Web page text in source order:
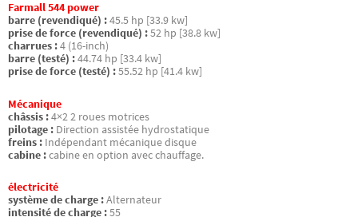
Farmall 544 power
barre (revendiqué) :45.5 hp [33.9 kw]
prise de force (revendiqué) :52 hp [38.8 kw]
charrues :4 (16-inch)
barre (testé) :44.74 hp [33.4 kw]
prise de force (testé) :55.52 hp [41.4 kw]
Mécanique
châssis :4×2 2 roues motrices
pilotage : Direction assistée hydrostatique
freins : Indépendant mécanique disque
cabine :cabine en option avec chauffage.
électricité
système de charge :Alternateur
intensité de charge :55